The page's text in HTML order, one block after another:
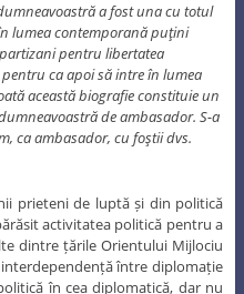
a fost una cu totul
lumea contemporană puţini
pentru libertatea
ca apoi să intre în lumea
această biografie constituie un
de ambasador. S-a
ca ambasador, cu foştii dvs.
prieteni de luptă și din politică
activitatea politică pentru a
dintre țările Orientului Mijlociu
între diplomație
în cea diplomatică, dar nu